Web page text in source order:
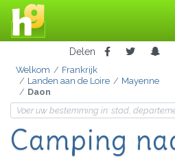
Delen
Welkom
Frankrijk
Landen aan de Loire
Mayenne
Daon
Camping